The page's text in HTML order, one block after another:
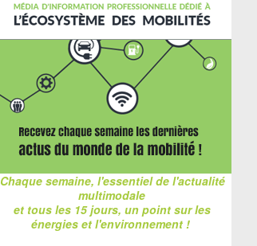
Chaque semaine, l'essentiel de l'actualité
multimodale
et tous les 15 jours, un point sur les
énergies et l'environnement !